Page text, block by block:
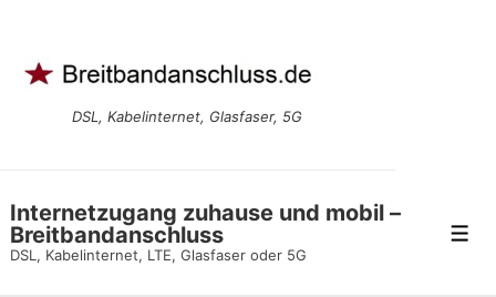
Inhalt
DSL, Kabelinternet, Glasfaser, 5G
Internetzugang zuhause und mobil –
Breitbandanschluss
DSL, Kabelinternet, LTE, Glasfaser oder 5G